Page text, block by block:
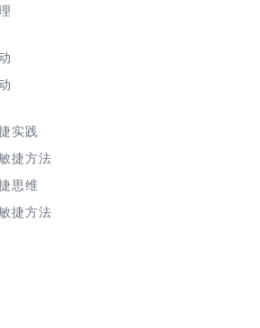
实践
捷方法
思维
捷方法